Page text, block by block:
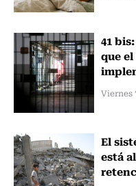
41
que
Viernes
El
está